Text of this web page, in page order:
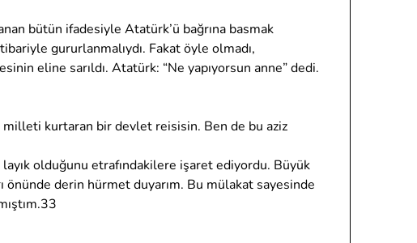
bütün ifadesiyle Atatürk’ü bağrına basmak
gururlanmalıydı. Fakat öyle olmadı,
eline sarıldı. Atatürk: “Ne yapıyorsun anne” dedi.
milleti kurtaran bir devlet reisisin. Ben de bu aziz
olduğunu etrafındakilere işaret ediyordu. Büyük
önünde derin hürmet duyarım. Bu mülakat sayesinde